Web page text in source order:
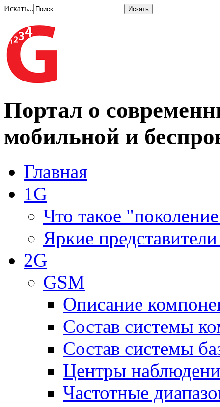
Искать...
Портал о
мобильной и
Главная
1G
Что такое
Яркие
2G
GSM
Описание
Состав системы
Состав системы
Центры
Частотные